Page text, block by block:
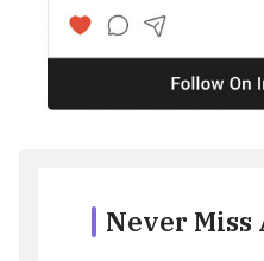
Never Miss